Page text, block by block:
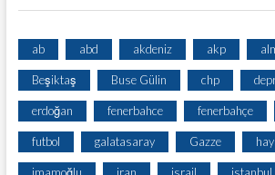
ab abd akdeniz akp
Beşiktaş Buse Gülin chp
erdoğan fenerbahce fenerbahçe
futbol galatasaray Gazze